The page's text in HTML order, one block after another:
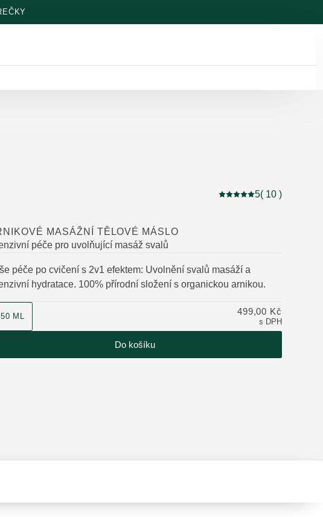
Aktuální hodnocení: 5
5( 10 )
MASÁŽNÍ TĚLOVÉ MÁSLO
péče pro uvolňující masáž svalů
péče po cvičení s 2v1 efektem: Uvolnění svalů masáží a
hydratace. 100% přírodní složení s organickou arnikou.
ML
s DPH
499,00 Kč
Do košíku